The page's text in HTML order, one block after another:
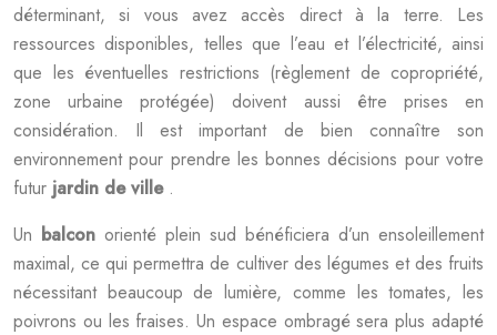
déterminant, si vous avez accès direct à la terre. Les
ressources disponibles, telles que l’eau et l’électricité, ainsi
que les éventuelles restrictions (règlement de copropriété,
zone urbaine protégée) doivent aussi être prises en
considération. Il est important de bien connaître son
environnement pour prendre les bonnes décisions pour votre
futur jardin de ville .
Un balcon orienté plein sud bénéficiera d’un ensoleillement
maximal, ce qui permettra de cultiver des légumes et des fruits
nécessitant beaucoup de lumière, comme les tomates, les
poivrons ou les fraises. Un espace ombragé sera plus adapté